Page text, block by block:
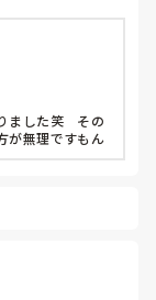
そり伺ってみ
ました笑　その
が無理ですもん